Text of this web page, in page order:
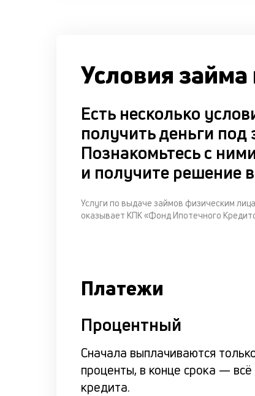
Условия
Есть несколько
получить деньги под
Познакомьтесь с
и получите решение
Услуги по выдаче займов физическим
оказывает КПК «Фонд Ипотечного
Платежи
Процентный
Сначала выплачиваются
проценты, в конце срока — всё
кредита.